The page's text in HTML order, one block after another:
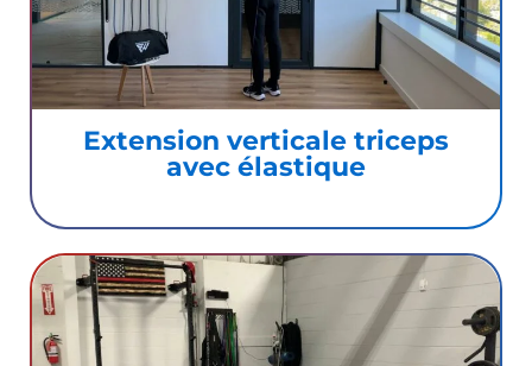
Extension verticale triceps
avec élastique